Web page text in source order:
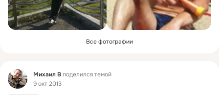
Все фотографии
Фид Михаил Вподелился темой
9 окт 2013